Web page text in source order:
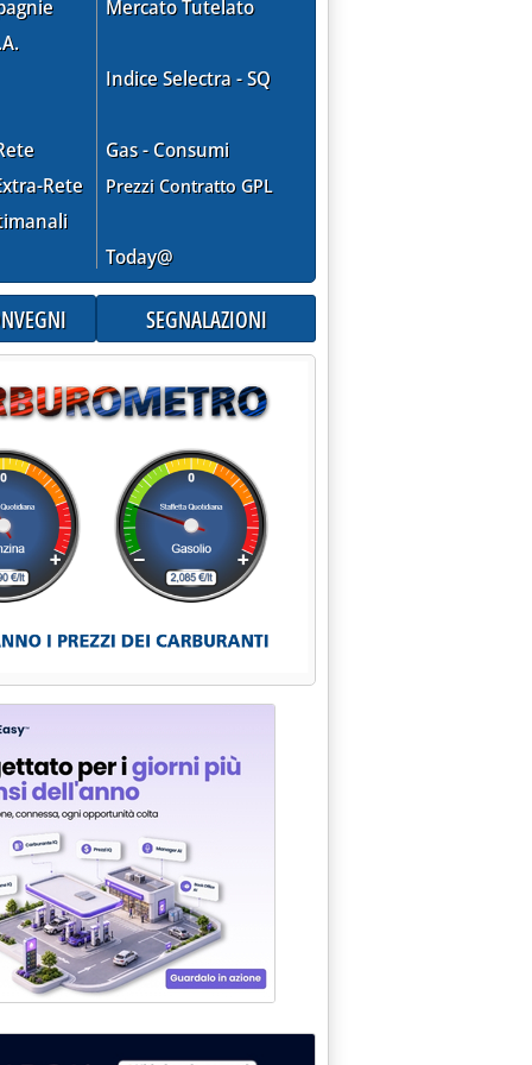
E DICEMBRE'
NELLA POLITICA ENERGETICA'
Rete
Mercato Tutelato
Indice Selectra - SQ
Gas - Consumi
Prezzi Contratto GPL
Today@
SEGNALAZIONI